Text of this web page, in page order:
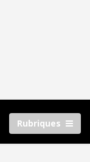
Rubriques